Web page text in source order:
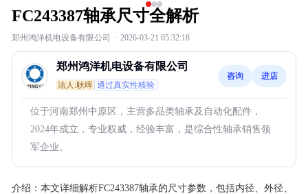
FC243387轴承尺寸全解析
郑州鸿洋机电设备有限公司 · 2026-03-21 05:32:18
郑州鸿洋机电设备有限公司
法人:耿晖 通过真实性核验
咨询 进店
位于河南郑州中原区，主营多品类轴承及自动化配件，
2024年成立，专业权威，经验丰富，是综合性轴承销售领
军企业。
介绍： 本文详细解析FC243387轴承的尺寸参数，包括内径、外径、